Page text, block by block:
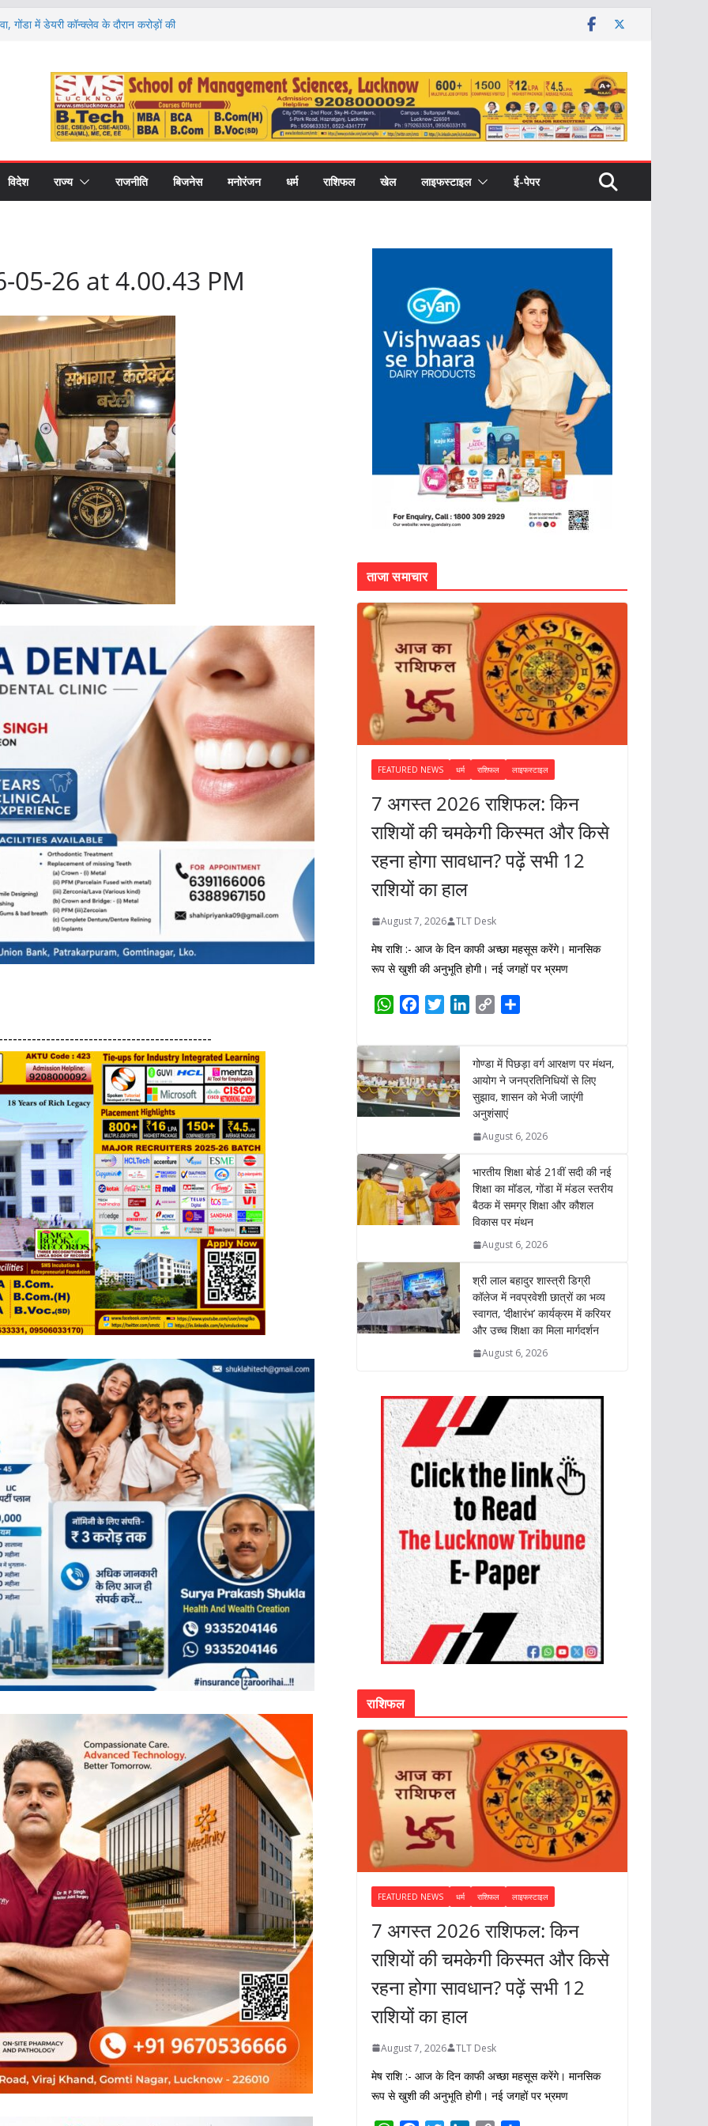
गोंडा में डेयरी कॉन्क्लेव के दौरान करोड़ों की
हाल
मंथन, आयोग ने जनप्रतिनिधियों से लिए सुझाव,
की नई शिक्षा का मॉडल, गोंडा में मंडल स्तरीय बैठक में
उच्च शिक्षा का मिला मार्गदर्शन
विदेश राज्य राजनीति बिजनेस मनोरंजन धर्म राशिफल खेल लाइफस्टाइल ई-पेपर
26 at 4.00.43 PM
ताजा समाचार
FEATURED NEWS धर्म राशिफल लाइफस्टाइल
7 अगस्त 2026 राशिफल: किन
राशियों की चमकेगी किस्मत और किसे
रहना होगा सावधान? पढ़ें सभी 12
राशियों का हाल
August 7, 2026 TLT Desk
मेष राशि :- आज के दिन काफी अच्छा महसूस करेंगे। मानसिक
रूप से खुशी की अनुभूति होगी। नई जगहों पर भ्रमण
W
a
t
s
A
p
c
e
b
o
o
i
t
t
e
r
k
e
d
I
n
y
L
i
n
k
r
e
गोण्डा में पिछड़ा वर्ग आरक्षण पर मंथन,
आयोग ने जनप्रतिनिधियों से लिए
सुझाव, शासन को भेजी जाएंगी
अनुशंसाएं
August 6, 2026
भारतीय शिक्षा बोर्ड 21वीं सदी की नई
शिक्षा का मॉडल, गोंडा में मंडल स्तरीय
बैठक में समग्र शिक्षा और कौशल
विकास पर मंथन
August 6, 2026
श्री लाल बहादुर शास्त्री डिग्री
कॉलेज में नवप्रवेशी छात्रों का भव्य
स्वागत, ‘दीक्षारंभ’ कार्यक्रम में करियर
और उच्च शिक्षा का मिला मार्गदर्शन
August 6, 2026
राशिफल
FEATURED NEWS धर्म राशिफल लाइफस्टाइल
7 अगस्त 2026 राशिफल: किन
राशियों की चमकेगी किस्मत और किसे
रहना होगा सावधान? पढ़ें सभी 12
राशियों का हाल
August 7, 2026 TLT Desk
मेष राशि :- आज के दिन काफी अच्छा महसूस करेंगे। मानसिक
रूप से खुशी की अनुभूति होगी। नई जगहों पर भ्रमण